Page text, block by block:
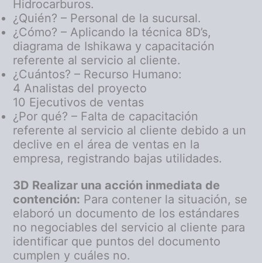
Hidrocarburos.
¿Quién? – Personal de la sucursal.
¿Cómo? – Aplicando la técnica 8D’s,
diagrama de Ishikawa y capacitación
referente al servicio al cliente.
¿Cuántos? – Recurso Humano:
4 Analistas del proyecto
10 Ejecutivos de ventas
¿Por qué? – Falta de capacitación
referente al servicio al cliente debido a un
declive en el área de ventas en la
empresa, registrando bajas utilidades.
3D Realizar una acción inmediata de
contención: Para contener la situación, se
elaboró un documento de los estándares
no negociables del servicio al cliente para
identificar que puntos del documento
cumplen y cuáles no.